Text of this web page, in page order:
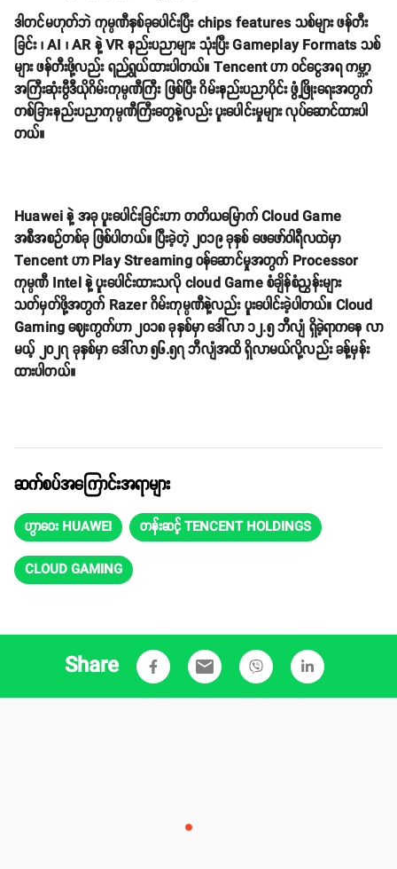
ဒါတင်မဟုတ်ဘဲ ကုမ္ပဏီနှစ်ခုပေါင်းပြီး chips features သစ်များ ဖန်တီး
ခြင်း ၊ AI ၊ AR နဲ့ VR နည်းပညာများ သုံးပြီး Gameplay Formats သစ်
များ ဖန်တီးဖို့လည်း ရည်ရွယ်ထားပါတယ်။ Tencent ဟာ ဝင်ငွေအရ ကမ္ဘာ့
အကြီးဆုံးဗွီဒီယိုဂိမ်းကုမ္ပဏီကြီး ဖြစ်ပြီး ဂိမ်းနည်းပညာပိုင်း ဖွံ့ဖြိုးရေးအတွက်
တစ်ခြားနည်းပညာကုမ္ပဏီကြီးတွေနဲ့လည်း ပူးပေါင်းမှုများ လုပ်ဆောင်ထားပါ
တယ်။
Huawei နဲ့ အခု ပူးပေါင်းခြင်းဟာ တတိယမြောက် Cloud Game
အစီအစဉ်တစ်ခု ဖြစ်ပါတယ်။ ပြီးခဲ့တဲ့ ၂၀၁၉ ခုနှစ် ဖေဖော်ဝါရီလထဲမှာ
Tencent ဟာ Play Streaming ဝန်ဆောင်မှုအတွက် Processor
ကုမ္ပဏီ Intel နဲ့ ပူးပေါင်းထားသလို cloud Game စံချိန်စံညွှန်းများ
သတ်မှတ်ဖို့အတွက် Razer ဂိမ်းကုမ္ပဏီနဲ့လည်း ပူးပေါင်းခဲ့ပါတယ်။ Cloud
Gaming ဈေးကွက်ဟာ ၂၀၁၈ ခုနှစ်မှာ ဒေါ်လာ ၁၂.၅ ဘီလျံ ရှိခဲ့ရာကနေ လာ
မယ့် ၂၀၂၇ ခုနှစ်မှာ ဒေါ်လာ ၅၆.၅၇ ဘီလျံအထိ ရှိလာမယ်လို့လည်း ခန့်မှန်း
ထားပါတယ်။
ဆက်စပ်အကြောင်းအရာများ
ဟွာဝေး HUAWEI တန်းဆင့် TENCENT HOLDINGS
CLOUD GAMING
Share email